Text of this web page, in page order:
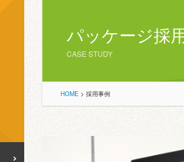
パッケージ採
CASE STUDY
HOME > 採用事例